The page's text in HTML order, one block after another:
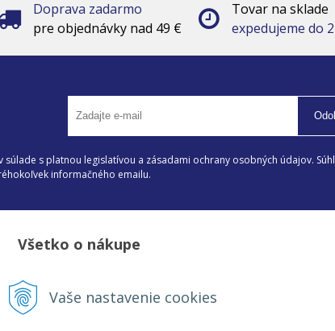
Vaše nastavenie cookies
Doprava zadarmo
pre objednávky nad 49 €
Tovar na sklade
expedujeme do
s platnou legislatívou a zásadami ochrany osobných údajov.
informačného emailu.
Všetko o nákupe
Reklamačný poriadok